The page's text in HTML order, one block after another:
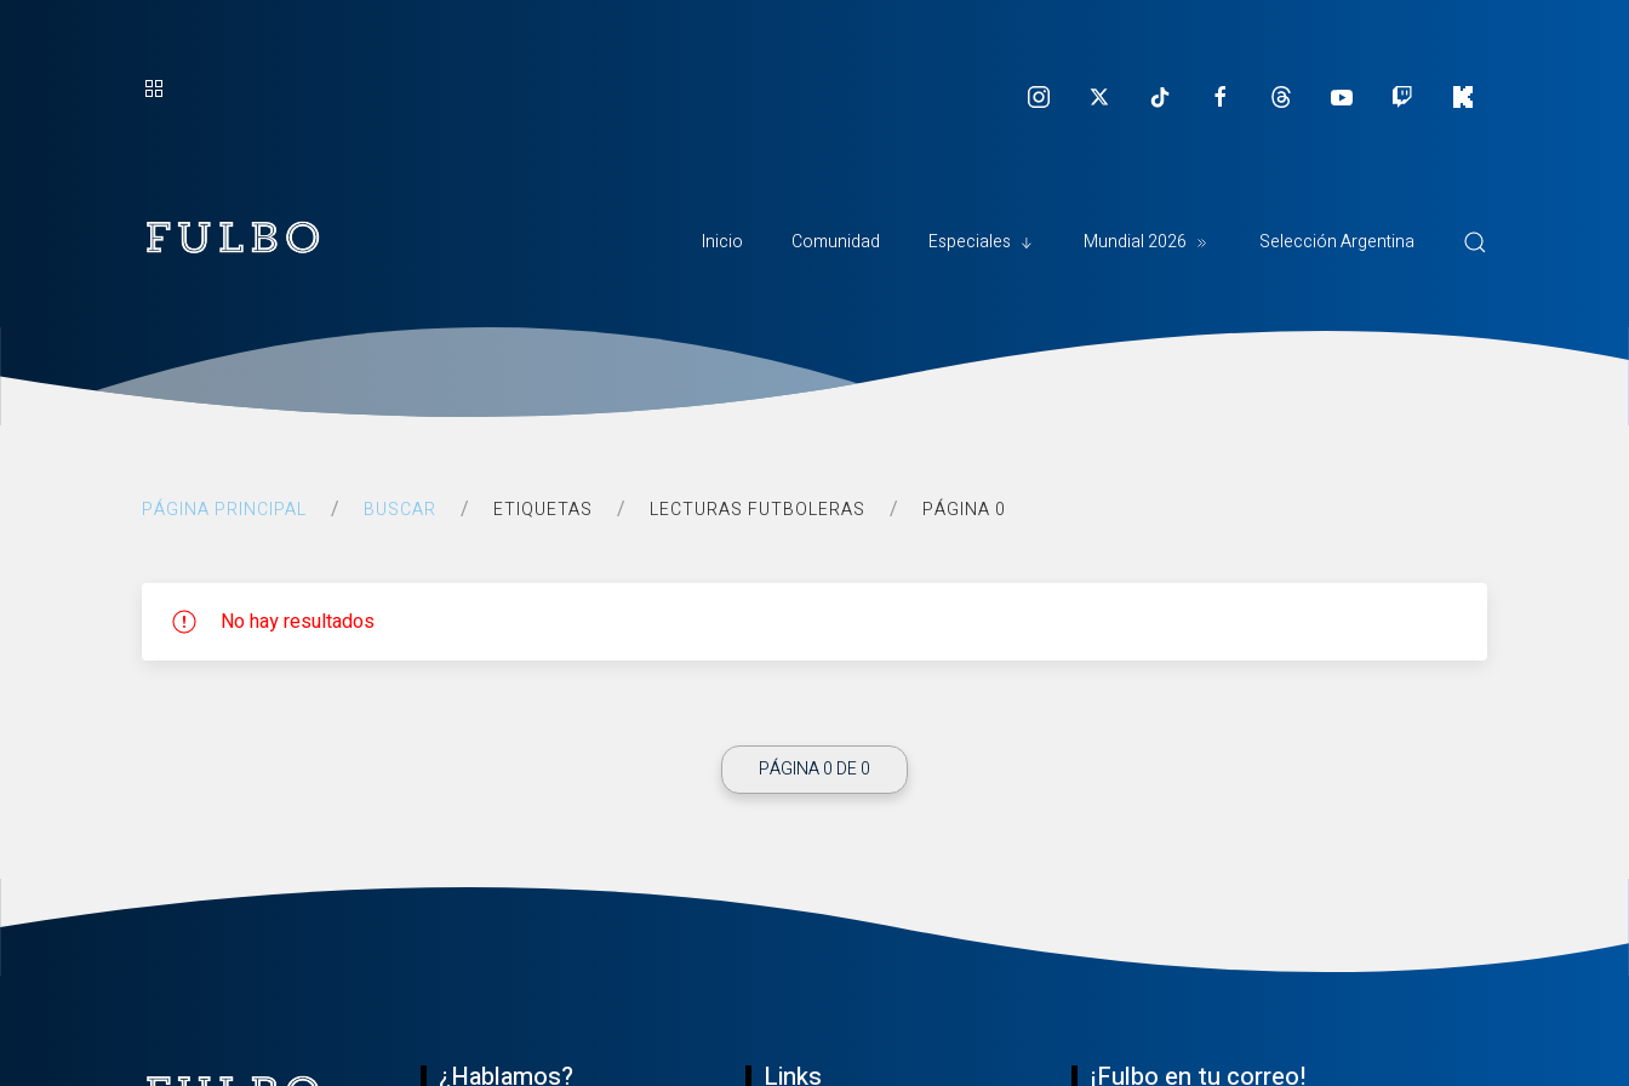
Fulbo Inicio Comunidad Especiales Mundial 2026 Selección Argentina
PÁGINA PRINCIPAL BUSCAR ETIQUETAS LECTURAS FUTBOLERAS PÁGINA 0
No hay resultados
PÁGINA 0 DE 0
¿Hablamos? Links ¡Fulbo en tu correo!